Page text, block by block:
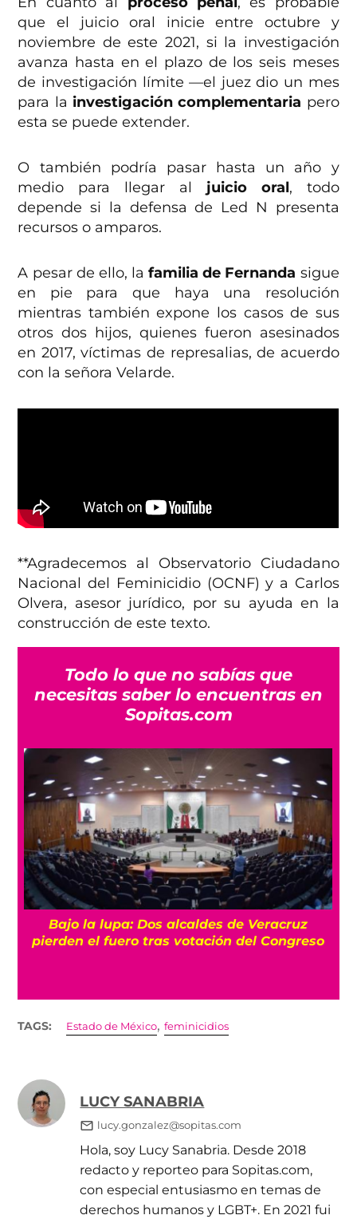
que el juicio oral inicie entre octubre y
noviembre de este 2021, si la investigación
avanza hasta en el plazo de los seis meses
de investigación límite —el juez dio un mes
para la investigación complementaria pero
esta se puede extender.
O también podría pasar hasta un año y
medio para llegar al juicio oral, todo
depende si la defensa de Led N presenta
recursos o amparos.
A pesar de ello, lafamilia de Fernanda sigue
en pie para que haya una resolución
mientras también expone los casos de sus
otros dos hijos, quienes fueron asesinados
en 2017, víctimas de represalias, de acuerdo
con la señora Velarde.
**Agradecemos al Observatorio Ciudadano
Nacional del Feminicidio (OCNF) y a Carlos
Olvera, asesor jurídico, por su ayuda en la
construcción de este texto.
Todo lo que no sabías que
necesitas saber lo encuentras en
Sopitas.com
Bajo la lupa: Dos alcaldes de Veracruz
pierden el fuero tras votación del Congreso
TAGS: Estado de México,feminicidios
LUCY SANABRIA
lucy.gonzalez@sopitas.com
Hola, soy Lucy Sanabria. Desde 2018
redacto y reporteo para Sopitas.com,
con especial entusiasmo en temas de
derechos humanos y LGBT+. En 2021 fui